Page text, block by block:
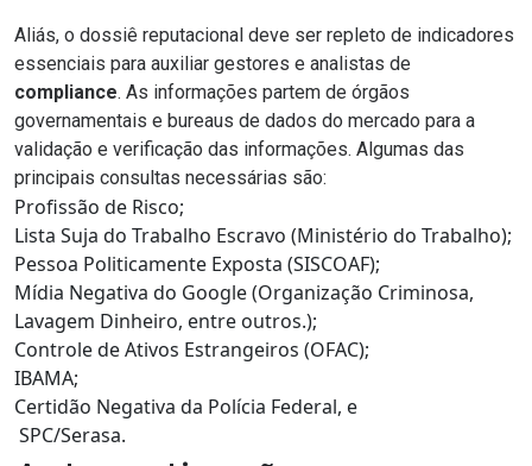
Aliás, o dossiê reputacional deve ser repleto de indicadores
essenciais para auxiliar gestores e analistas de
compliance. As informações partem de órgãos
governamentais e bureaus de dados do mercado para a
validação e verificação das informações. Algumas das
principais consultas necessárias são:
Profissão de Risco;
Lista Suja do Trabalho Escravo (Ministério do Trabalho);
Pessoa Politicamente Exposta (SISCOAF);
Mídia Negativa do Google (Organização Criminosa,
Lavagem Dinheiro, entre outros.);
Controle de Ativos Estrangeiros (OFAC);
IBAMA;
Certidão Negativa da Polícia Federal, e
SPC/Serasa.